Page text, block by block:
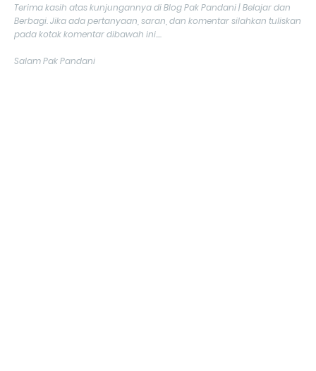
Terima kasih atas kunjungannya di Blog Pak Pandani | Belajar dan
Berbagi. Jika ada pertanyaan, saran, dan komentar silahkan tuliskan
pada kotak komentar dibawah ini....
Salam Pak Pandani